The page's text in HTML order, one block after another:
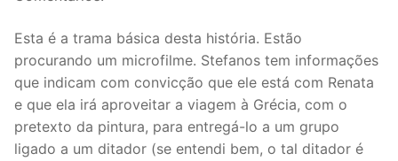
Esta é a trama básica desta história. Estão
procurando um microfilme. Stefanos tem informações
que indicam com convicção que ele está com Renata
e que ela irá aproveitar a viagem à Grécia, com o
pretexto da pintura, para entregá-lo a um grupo
ligado a um ditador (se entendi bem, o tal ditador é